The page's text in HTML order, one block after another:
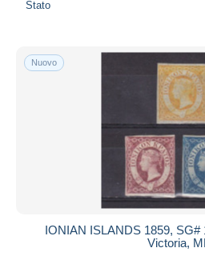
Stato
Nuovo
IONIAN ISLANDS 1859, SG#
Victoria,